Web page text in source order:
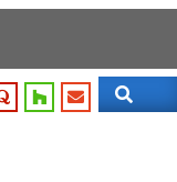
Search